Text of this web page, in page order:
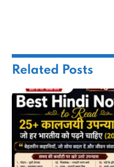
Related Posts